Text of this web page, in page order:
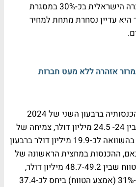
זינקה אמש מניית החברה הישראלית בכ-30% במסגרת
היא עדיין נסחרת מתחת למחיר
אזהרה ללא מעט חברות
על פי הודעת החברה, הכנסותיה ברבעון השני של 2024
צפויות להיות בטווח שבין 24- 24.5 מיליון דולר, צמיחה של
כ-22% (אמצע הטווח), בהשוואה לכ-19.9 מיליון דולר ברבעון
ההכנסות במחצית הראשונה של
השנה צפויות לעמוד בטווח שבין 48.7-49.2 מיליון דולר,
המשקפים עליה של כ-31% (אמצע הטווח) ביחס לכ-37.4